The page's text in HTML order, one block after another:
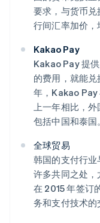
要求，与货币
行间汇率加价，
Kakao Pay
Kakao Pay 提
的费用，就能
年，Kakao Pay
上一年相比，
包括中国和泰国。
全球贸易
韩国的支付行
许多共同之处
在 2015 年签订
务和支付技术的